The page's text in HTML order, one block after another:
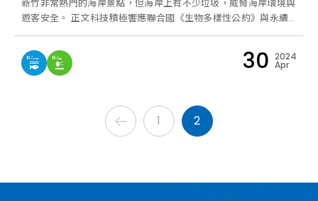
新竹非常熱門的海岸景點，但海岸上有不少垃圾，威脅海岸環境與
遊客安全。 正文科技積極響應聯合國《生物多樣性公約》與永續
發展目標(SDGs)，致力保護海岸環境和生物多樣性，未來每年將
號召同仁定期維護這片沙灘，共同守護台灣珍貴的海岸生態環境。
30 2024
Apr
1 2